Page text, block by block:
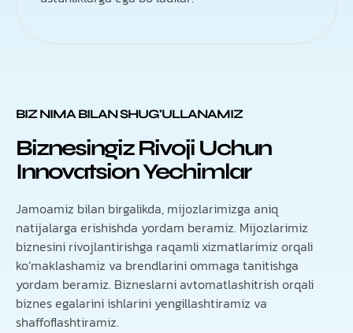
BIZ NIMA BILAN SHUG'ULLANAMIZ
Biznesingiz Rivoji Uchun
Innovatsion Yechimlar
Jamoamiz bilan birgalikda, mijozlarimizga aniq
natijalarga erishishda yordam beramiz. Mijozlarimiz
biznesini rivojlantirishga raqamli xizmatlarimiz orqali
ko’maklashamiz va brendlarini ommaga tanitishga
yordam beramiz. Bizneslarni avtomatlashitrish orqali
biznes egalarini ishlarini yengillashtiramiz va
shaffoflashtiramiz.